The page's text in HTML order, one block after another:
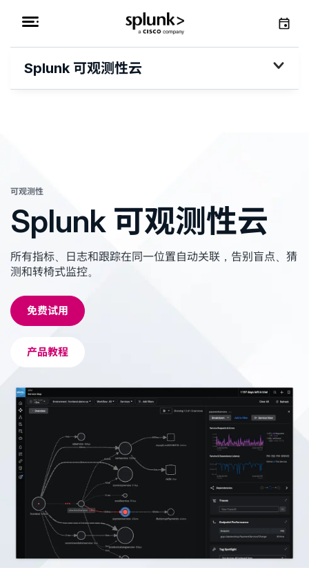
Splunk 可观测性云
可观测性
Splunk 可观测性云
所有指标、日志和跟踪在同一位置自动关联，告别盲点、猜
测和转椅式监控。
免费试用
产品教程